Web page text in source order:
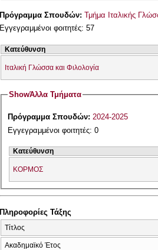
Πρόγραμμα Σπουδών: Τμήμα Ιταλικής
Εγγεγραμμένοι φοιτητές: 57
Κατεύθυνση
Ιταλική Γλώσσα και Φιλολογία
ShowΆλλα Τμήματα
Πρόγραμμα Σπουδών:2024-2025
Εγγεγραμμένοι φοιτητές: 0
Κατεύθυνση
ΚΟΡΜΟΣ
Πληροφορίες Τάξης
Τίτλος
Ακαδημαϊκό Έτος